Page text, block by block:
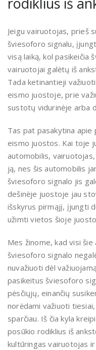
Jeigu vairuotojas, prieš
šviesoforo signalu,
visą laiką, kol pasikeičia
vairuotojai galėtų iš
Tada ketinantieji
eismo juostoje, prie
sustotų vidurinėje arba
Tas pat pasakytina apie
eismo juostos. Kai toje
automobilis,
ją, nes šis automobilis
šviesoforo signalo jis
dešinėje juostoje jau
išskyrus pirmąjį, įjungti
užimti vietos šioje
Mes žinome, kad visi
šviesoforo signalo
nuvažiuoti dėl
pasikeitus šviesoforo
pėsčiųjų, einančių
norėdami važiuoti
sparčiau. Iš čia kyla
posūkio rodiklius iš
kultūringas vairuotojas